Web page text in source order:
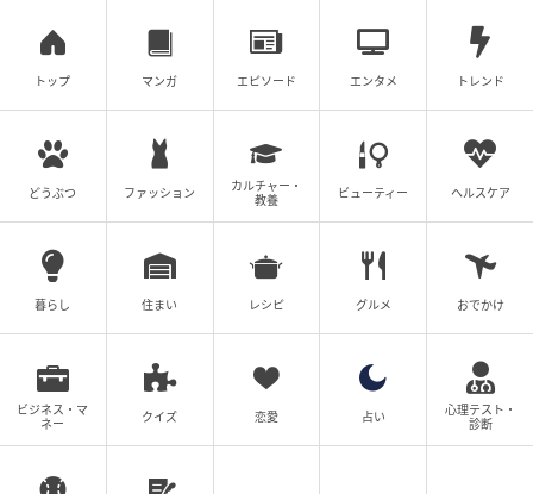
急に育児をするようになったリンヤにカオリは戸惑い
つつも、「申し訳なくなったのかな」「この生活も悪
くは…ないのかな」と前向きに捉えます。しかし、夫
の真意は別のところにありました。
トップ マンガ エピソード エンタメ トレンド
どうぶつ ファッション
カルチャー・
教養
ビューティー ヘルスケア
暮らし 住まい レシピ グルメ おでかけ
ビジネス・マ
ネー
クイズ 恋愛 占い
心理テスト・
診断